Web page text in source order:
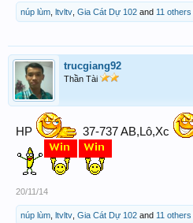
núp lùm ltvltv Gia Cát Dự 102 and 11 others
trucgiang92
Thần Tài
HP 37-737 AB,Lô,Xc
20/11/14
núp lùm ltvltv Gia Cát Dự 102 and 11 others